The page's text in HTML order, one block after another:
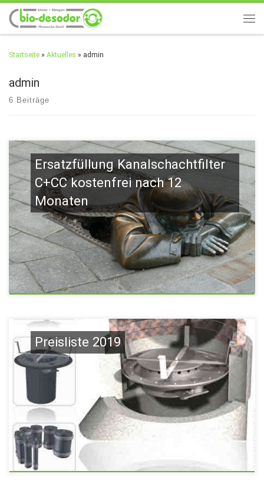
Zum Inhalt springen
Startseite » Aktuelles » admin
admin
6 Beiträge
Ersatzfüllung Kanalschachtfilter
C+CC kostenfrei nach 12
Monaten
Preisliste 2019